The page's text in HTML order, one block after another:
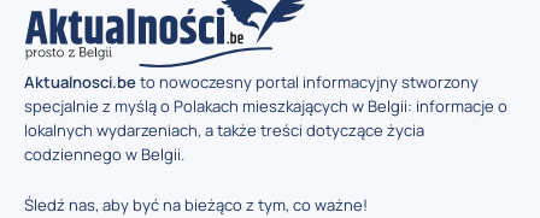
Aktualnosci.beto nowoczesny portal informacyjny stworzony
specjalnie z myślą o Polakach mieszkających w Belgii: informacje o
lokalnych wydarzeniach, a także treści dotyczące życia
codziennego w Belgii.
Śledź nas, aby być na bieżąco z tym, co ważne!